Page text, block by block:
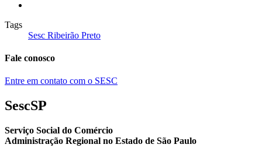
Tags
Sesc Ribeirão Preto
Fale conosco
Entre em contato com o SESC
SescSP
Serviço Social do Comércio
Administração Regional no Estado de São Paulo